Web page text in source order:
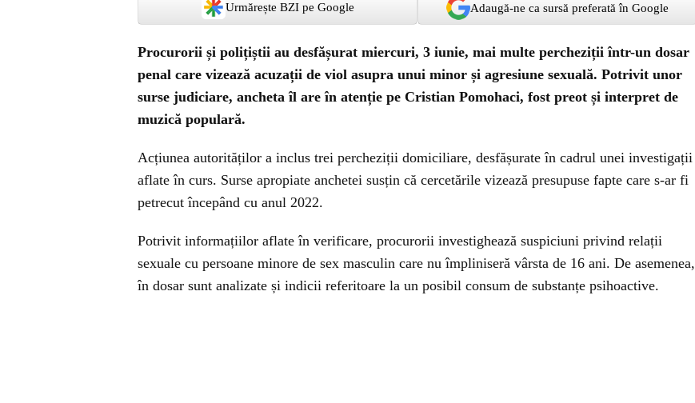
Urmărește BZI pe Google Adaugă-ne ca sursă preferată în Google
Procurorii și polițiștii au desfășurat miercuri, 3 iunie, mai multe percheziții într-un dosar
penal care vizează acuzații de viol asupra unui minor și agresiune sexuală. Potrivit unor
surse judiciare, ancheta îl are în atenție pe Cristian Pomohaci, fost preot și interpret de
muzică populară.
Acțiunea autorităților a inclus trei percheziții domiciliare, desfășurate în cadrul unei investigații
aflate în curs. Surse apropiate anchetei susțin că cercetările vizează presupuse fapte care s-ar fi
petrecut începând cu anul 2022.
Potrivit informațiilor aflate în verificare, procurorii investighează suspiciuni privind relații
sexuale cu persoane minore de sex masculin care nu împliniseră vârsta de 16 ani. De asemenea,
în dosar sunt analizate și indicii referitoare la un posibil consum de substanțe psihoactive.